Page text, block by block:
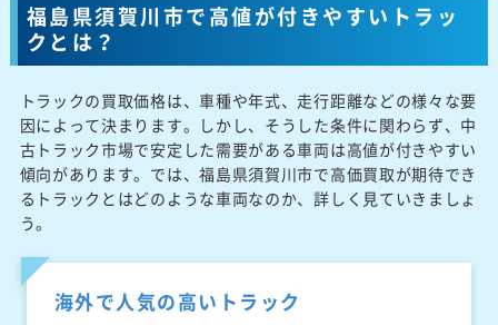
福島県須賀川市で高値が付きやすいトラッ
クとは？
トラックの買取価格は、車種や年式、走行距離などの様々な要
因によって決まります。しかし、そうした条件に関わらず、中
古トラック市場で安定した需要がある車両は高値が付きやすい
傾向があります。では、福島県須賀川市で高価買取が期待でき
るトラックとはどのような車両なのか、詳しく見ていきましょ
う。
海外で人気の高いトラック